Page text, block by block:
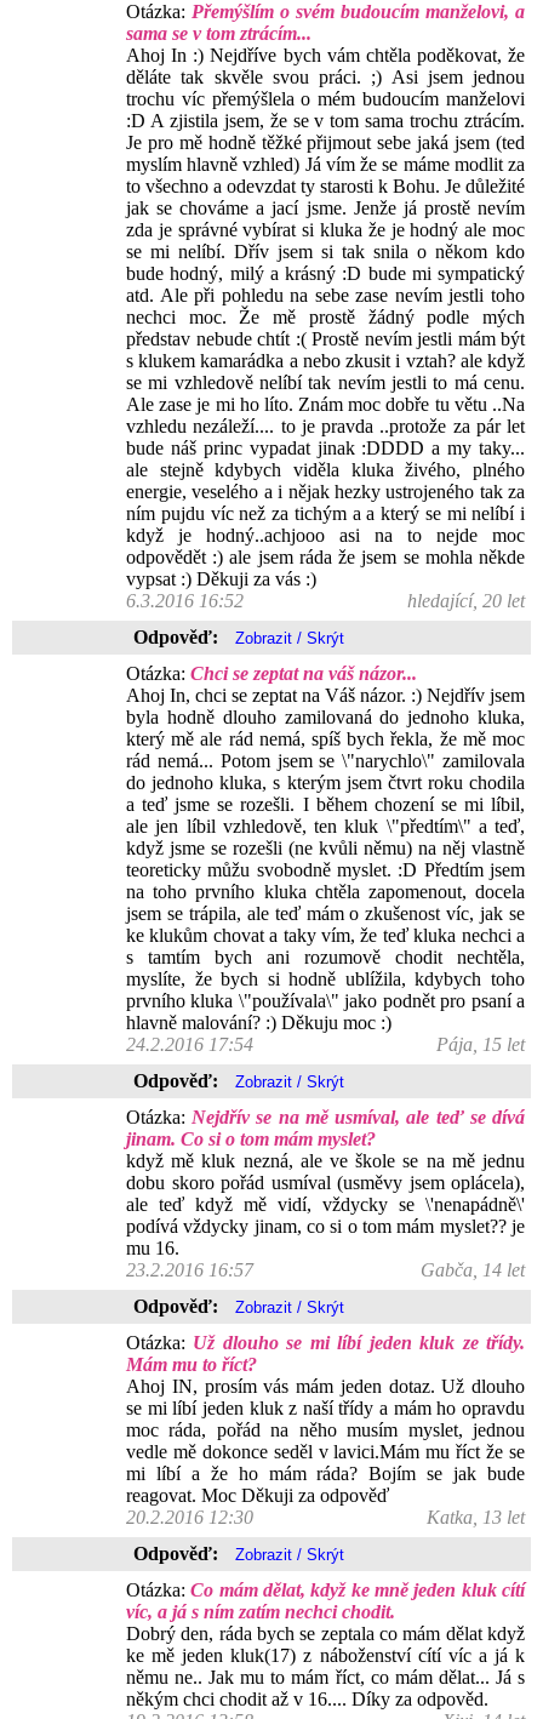
Otázka: Přemýšlím o svém budoucím manželovi, a
sama se v tom ztrácím...
Ahoj In :) Nejdříve bych vám chtěla poděkovat, že
děláte tak skvěle svou práci. ;) Asi jsem jednou
trochu víc přemýšlela o mém budoucím manželovi
:D A zjistila jsem, že se v tom sama trochu ztrácím.
Je pro mě hodně těžké přijmout sebe jaká jsem (ted
myslím hlavně vzhled) Já vím že se máme modlit za
to všechno a odevzdat ty starosti k Bohu. Je důležité
jak se chováme a jací jsme. Jenže já prostě nevím
zda je správné vybírat si kluka že je hodný ale moc
se mi nelíbí. Dřív jsem si tak snila o někom kdo
bude hodný, milý a krásný :D bude mi sympatický
atd. Ale při pohledu na sebe zase nevím jestli toho
nechci moc. Že mě prostě žádný podle mých
představ nebude chtít :( Prostě nevím jestli mám být
s klukem kamarádka a nebo zkusit i vztah? ale když
se mi vzhledově nelíbí tak nevím jestli to má cenu.
Ale zase je mi ho líto. Znám moc dobře tu větu ..Na
vzhledu nezáleží.... to je pravda ..protože za pár let
bude náš princ vypadat jinak :DDDD a my taky...
ale stejně kdybych viděla kluka živého, plného
energie, veselého a i nějak hezky ustrojeného tak za
ním pujdu víc než za tichým a a který se mi nelíbí i
když je hodný..achjooo asi na to nejde moc
odpovědět :) ale jsem ráda že jsem se mohla někde
vypsat :) Děkuji za vás :)
6.3.2016 16:52
hledající, 20 let
Odpověď:
Otázka: Chci se zeptat na váš názor...
Ahoj In, chci se zeptat na Váš názor. :) Nejdřív jsem
byla hodně dlouho zamilovaná do jednoho kluka,
který mě ale rád nemá, spíš bych řekla, že mě moc
rád nemá... Potom jsem se \"narychlo\" zamilovala
do jednoho kluka, s kterým jsem čtvrt roku chodila
a teď jsme se rozešli. I během chození se mi líbil,
ale jen líbil vzhledově, ten kluk \"předtím\" a teď,
když jsme se rozešli (ne kvůli němu) na něj vlastně
teoreticky můžu svobodně myslet. :D Předtím jsem
na toho prvního kluka chtěla zapomenout, docela
jsem se trápila, ale teď mám o zkušenost víc, jak se
ke klukům chovat a taky vím, že teď kluka nechci a
s tamtím bych ani rozumově chodit nechtěla,
myslíte, že bych si hodně ublížila, kdybych toho
prvního kluka \"používala\" jako podnět pro psaní a
hlavně malování? :) Děkuju moc :)
24.2.2016 17:54
Pája, 15 let
Odpověď:
Otázka: Nejdřív se na mě usmíval, ale teď se dívá
jinam. Co si o tom mám myslet?
když mě kluk nezná, ale ve škole se na mě jednu
dobu skoro pořád usmíval (usměvy jsem oplácela),
ale teď když mě vidí, vždycky se \'nenapádně\'
podívá vždycky jinam, co si o tom mám myslet?? je
mu 16.
23.2.2016 16:57
Gabča, 14 let
Odpověď:
Otázka: Už dlouho se mi líbí jeden kluk ze třídy.
Mám mu to říct?
Ahoj IN, prosím vás mám jeden dotaz. Už dlouho
se mi líbí jeden kluk z naší třídy a mám ho opravdu
moc ráda, pořád na něho musím myslet, jednou
vedle mě dokonce seděl v lavici.Mám mu říct že se
mi líbí a že ho mám ráda? Bojím se jak bude
reagovat. Moc Děkuji za odpověď
20.2.2016 12:30
Katka, 13 let
Odpověď:
Otázka:Co mám dělat, když ke mně jeden kluk cítí
víc, a já s ním zatím nechci chodit.
Dobrý den, ráda bych se zeptala co mám dělat když
ke mě jeden kluk(17) z náboženství cítí víc a já k
němu ne.. Jak mu to mám říct, co mám dělat... Já s
někým chci chodit až v 16.... Díky za odpověd.